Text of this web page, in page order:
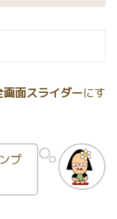
画面スライダーにす
プ